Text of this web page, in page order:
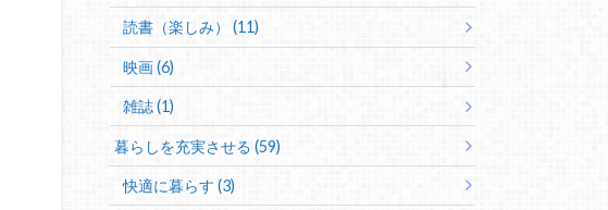
読書（楽しみ） (11)
映画 (6)
雑誌 (1)
暮らしを充実させる (59)
快適に暮らす (3)